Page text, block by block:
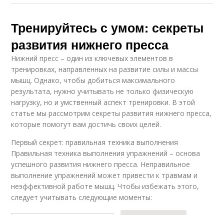
Тренируйтесь с умом: секреты
развития нижнего пресса
Нижний пресс – один из ключевых элементов в
тренировках, направленных на развитие силы и массы
мышц. Однако, чтобы добиться максимального
результата, нужно учитывать не только физическую
нагрузку, но и умственный аспект тренировки. В этой
статье мы рассмотрим секреты развития нижнего пресса,
которые помогут вам достичь своих целей.
Первый секрет: правильная техника выполнения
Правильная техника выполнения упражнений – основа
успешного развития нижнего пресса. Неправильное
выполнение упражнений может привести к травмам и
неэффективной работе мышц. Чтобы избежать этого,
следует учитывать следующие моменты: